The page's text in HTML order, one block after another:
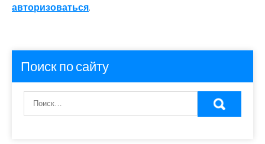
авторизоваться.
Поиск по сайту